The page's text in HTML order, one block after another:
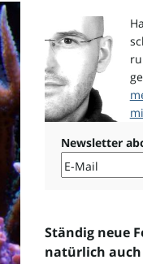
Newsletter
Ständig neue
natürlich